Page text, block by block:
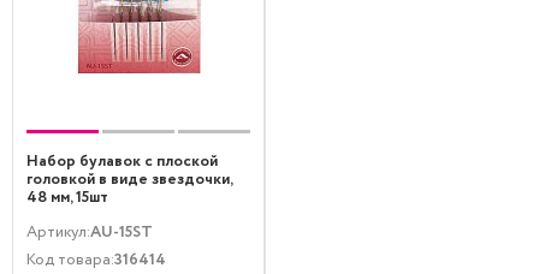
Набор булавок с плоской
головкой в виде звездочки,
48 мм, 15шт
Артикул:AU-15ST
Код товара:316414